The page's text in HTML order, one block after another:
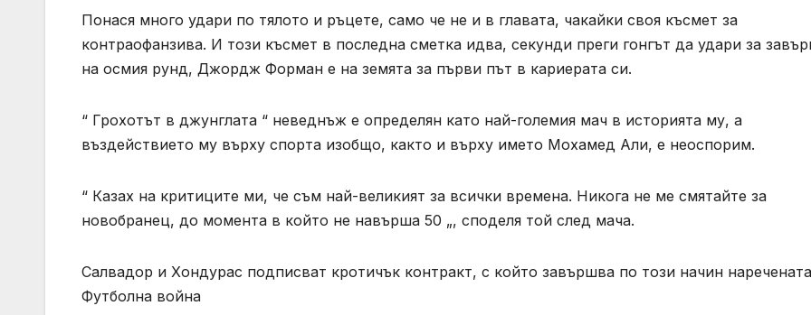
Понася много удари по тялото и ръцете, само че не и в главата, чакайки своя късмет за
контраофанзива. И този късмет в последна сметка идва, секунди преги гонгът да удари за
на осмия рунд, Джордж Форман е на земята за първи път в кариерата си.
“ Грохотът в джунглата “ неведнъж е определян като най-големия мач в историята му, а
въздействието му върху спорта изобщо, както и върху името Мохамед Али, е неоспорим.
“ Казах на критиците ми, че съм най-великият за всички времена. Никога не ме смятайте за
новобранец, до момента в който не навърша 50 „, споделя той след мача.
Салвадор и Хондурас подписват кротичък контракт, с който завършва по този начин наречената
Футболна война